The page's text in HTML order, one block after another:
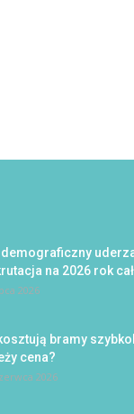
demograficzny
na 2026 rok
2026
kosztują bramy
cena?
2026